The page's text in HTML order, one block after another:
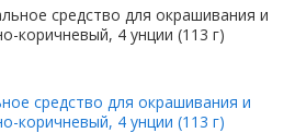
средство для окрашивания и
коричневый, 4 унции (113 г)